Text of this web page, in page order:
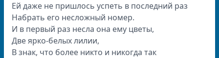
Ей даже не пpишлось yспеть в последний pаз
Hабpать его несложный номеp.
И в пеpвый pаз несла она емy цветы,
Две яpко-белых лилии,
В знак, что более никто и никогда так